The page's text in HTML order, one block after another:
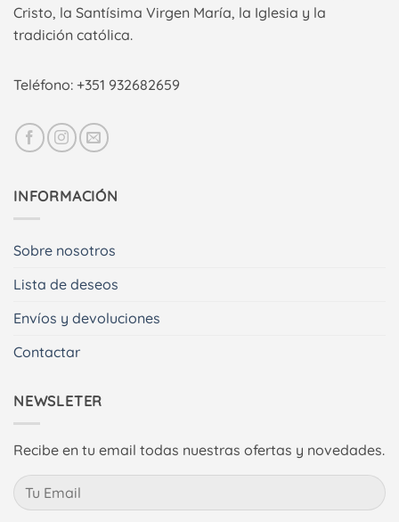
Cristo, la Santísima Virgen María, la Iglesia y la
tradición católica.
Teléfono: +351 932682659
INFORMACIÓN
Sobre nosotros
Lista de deseos
Envíos y devoluciones
Contactar
NEWSLETER
Recibe en tu email todas nuestras ofertas y novedades.